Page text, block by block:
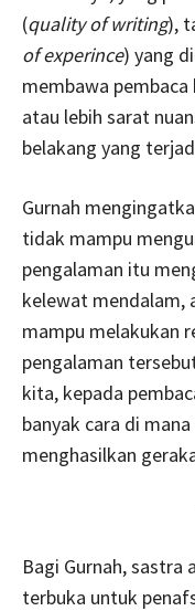
(quality of writing),
of experince) yang
membawa pembaca
atau lebih sarat
belakang yang
Gurnah
tidak mampu
pengalaman itu
kelewat mendalam,
mampu melakukan
pengalaman
kita, kepada
banyak cara di
menghasilkan
Bagi Gurnah, sastra
terbuka untuk